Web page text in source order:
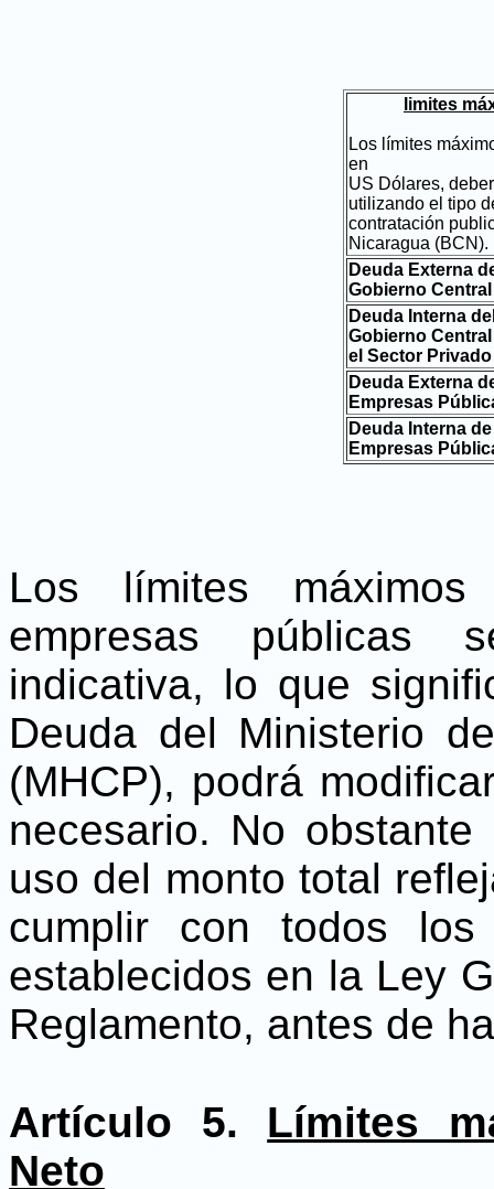
limites
Los límites
en
US Dólares,
utilizando el tipo
contratación
Nicaragua (BCN).
Deuda Externa
Gobierno Central
Deuda Interna
Gobierno
el Sector Privado
Deuda Externa
Empresas
Deuda Interna de
Empresas
Los límites
empresas públicas
indicativa, lo que
Deuda del Ministerio
(MHCP), podrá
necesario. No
uso del monto total
cumplir con todos los
establecidos en la Ley
Reglamento, antes de
Artículo 5. Límites
Neto